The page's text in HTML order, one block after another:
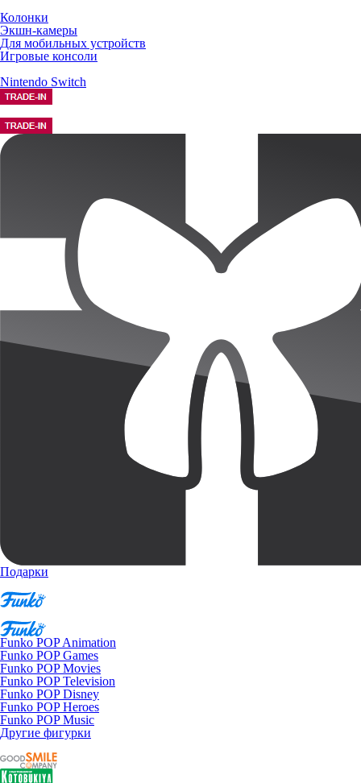
Колонки
Экшн-камеры
Для мобильных устройств
Игровые консоли
Nintendo Switch
Подарки
Funko POP Animation
Funko POP Games
Funko POP Movies
Funko POP Television
Funko POP Disney
Funko POP Heroes
Funko POP Music
Другие фигурки